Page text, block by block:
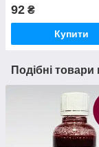
92 ₴
Купити
Подібні товари